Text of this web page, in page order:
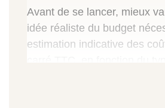
Avant de se lancer, mieux
idée réaliste du budget
estimation indicative des